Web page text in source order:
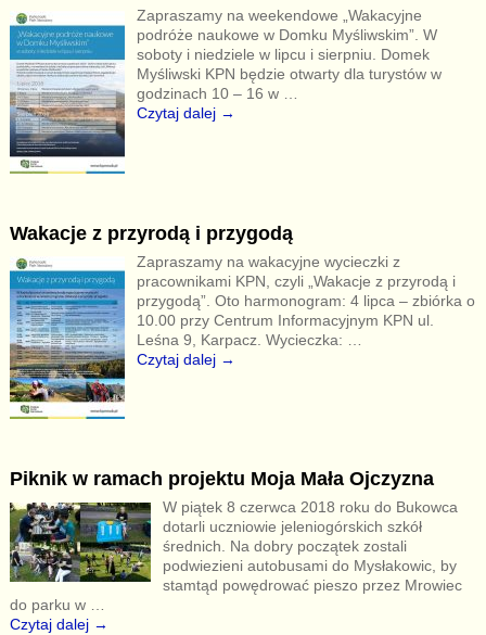
Zapraszamy na weekendowe „Wakacyjne
podróże naukowe w Domku Myśliwskim”. W
soboty i niedziele w lipcu i sierpniu. Domek
Myśliwski KPN będzie otwarty dla turystów w
godzinach 10 – 16 w
Czytaj dalej →
Wakacje z przyrodą i przygodą
Zapraszamy na wakacyjne wycieczki z
pracownikami KPN, czyli „Wakacje z przyrodą i
przygodą”. Oto harmonogram: 4 lipca – zbiórka o
10.00 przy Centrum Informacyjnym KPN ul.
Leśna 9, Karpacz. Wycieczka:
Czytaj dalej →
Piknik w ramach projektu Moja Mała Ojczyzna
W piątek 8 czerwca 2018 roku do Bukowca
dotarli uczniowie jeleniogórskich szkół
średnich. Na dobry początek zostali
podwiezieni autobusami do Mysłakowic, by
stamtąd powędrować pieszo przez Mrowiec
do parku w …
Czytaj dalej →